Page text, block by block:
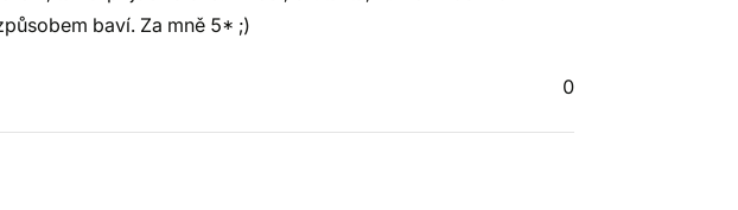
baví. Za mně 5* ;)
0